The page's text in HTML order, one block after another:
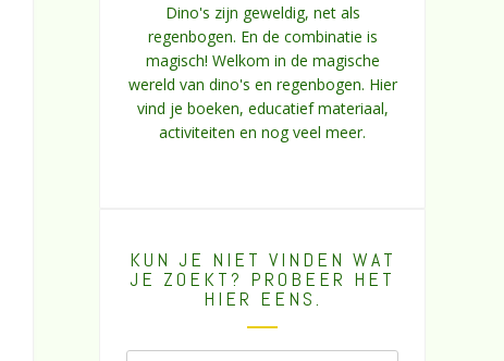
Dino's zijn geweldig, net als
regenbogen. En de combinatie is
magisch! Welkom in de magische
wereld van dino's en regenbogen. Hier
vind je boeken, educatief materiaal,
activiteiten en nog veel meer.
KUN JE NIET VINDEN WAT
JE ZOEKT? PROBEER HET
HIER EENS.